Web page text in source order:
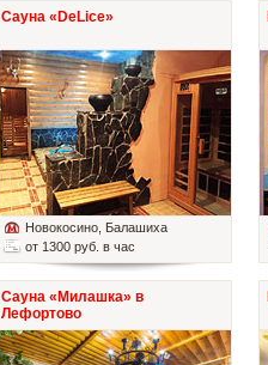
Сауна «DeLice»
Новокосино , Балашиха
от 1300 руб. в час
Сауна «Милашка» в
Лефортово